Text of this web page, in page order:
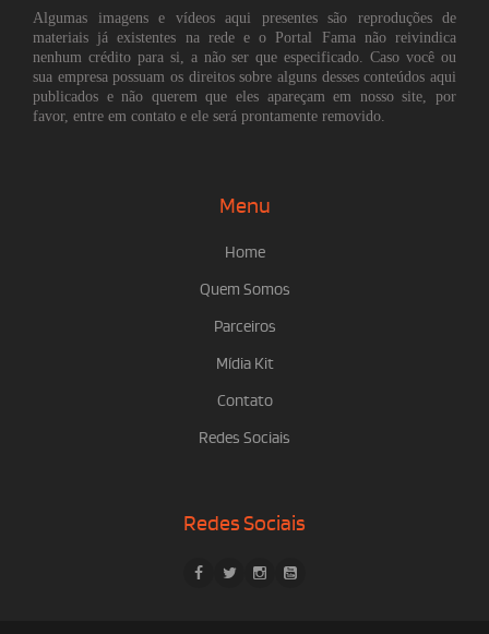
Algumas imagens e vídeos aqui presentes são reproduções de
materiais já existentes na rede e o Portal Fama não reivindica
nenhum crédito para si, a não ser que especificado. Caso você ou
sua empresa possuam os direitos sobre alguns desses conteúdos aqui
publicados e não querem que eles apareçam em nosso site, por
favor, entre em contato e ele será prontamente removido.
Menu
Home
Quem Somos
Parceiros
Mídia Kit
Contato
Redes Sociais
Redes Sociais